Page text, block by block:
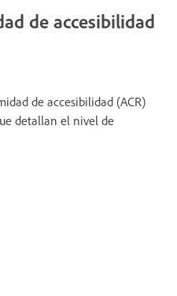
de accesibilidad
de accesibilidad (ACR)
detallan el nivel de